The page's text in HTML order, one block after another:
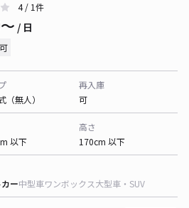
4/ 1件
/ 日
（無人）
再入庫
可
以下
高さ
170cm 以下
ー中型車ワンボックス大型車・SUV